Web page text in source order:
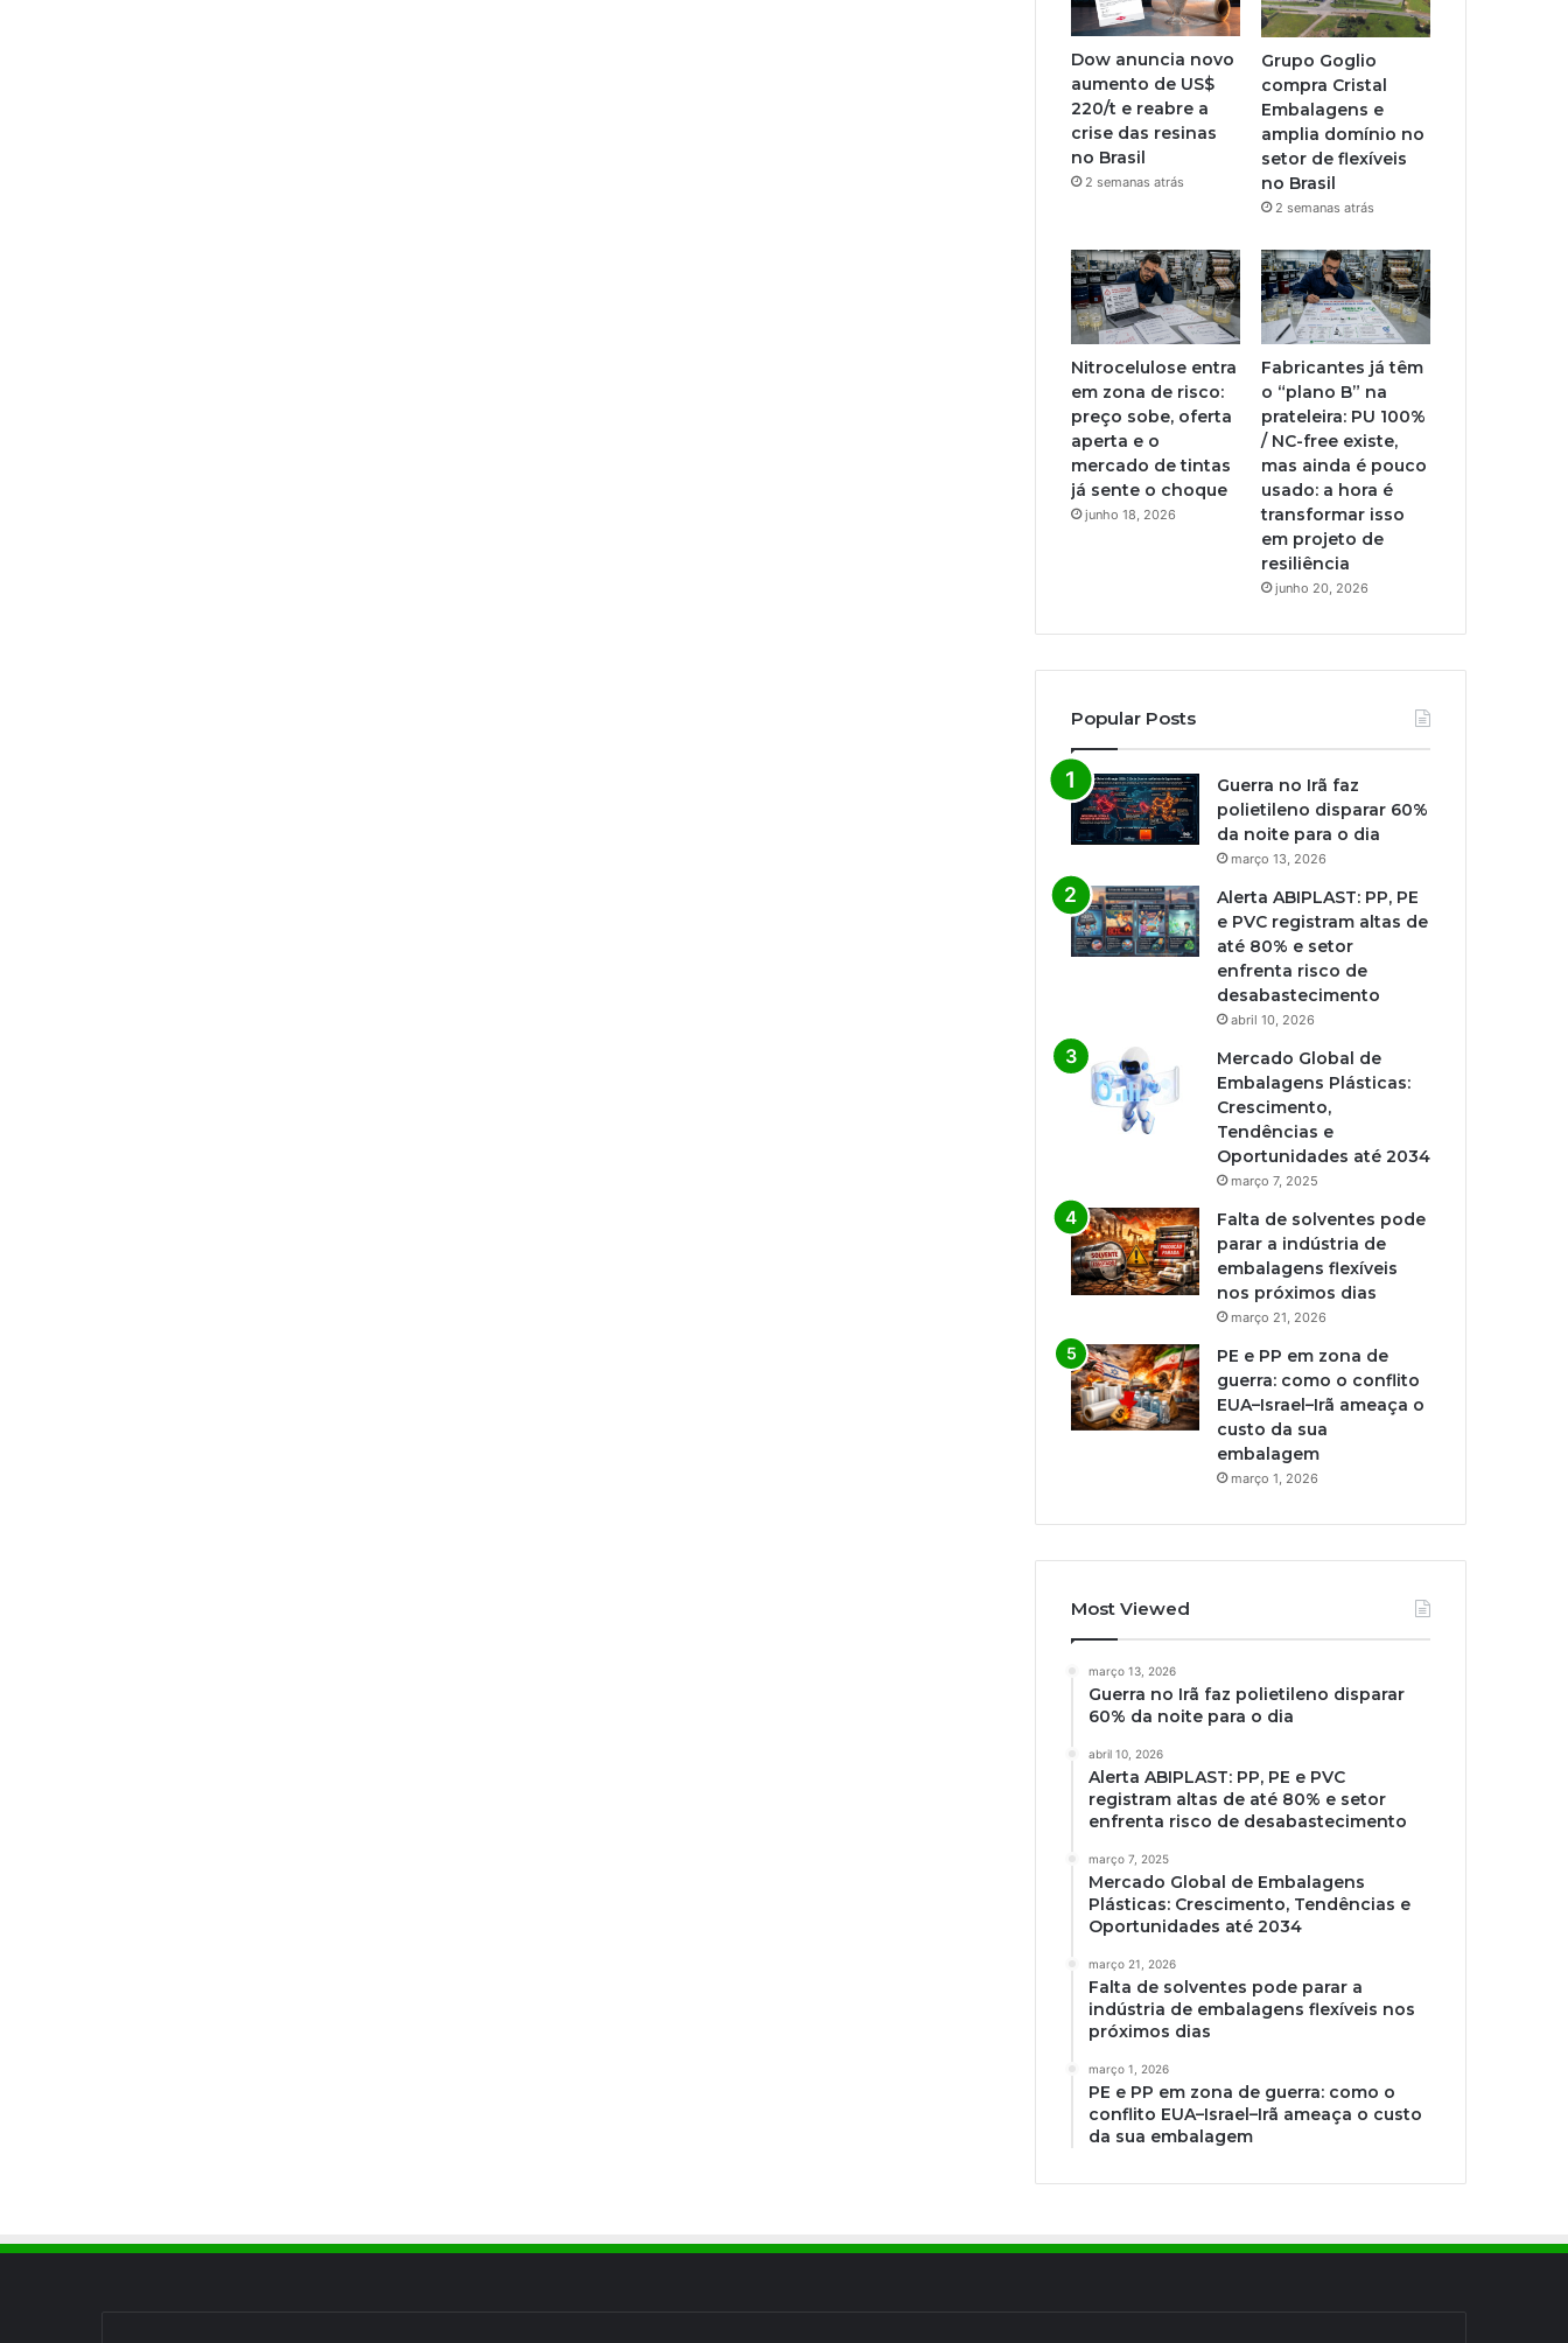
Dow anuncia novo
aumento de US$
220/t e reabre a
crise das resinas
no Brasil
2 semanas atrás
Grupo Goglio
compra Cristal
Embalagens e
amplia domínio no
setor de flexíveis
no Brasil
2 semanas atrás
Nitrocelulose entra
em zona de risco:
preço sobe, oferta
aperta e o
mercado de tintas
já sente o choque
junho 18, 2026
Fabricantes já têm
o “plano B” na
prateleira: PU 100%
/ NC-free existe,
mas ainda é pouco
usado: a hora é
transformar isso
em projeto de
resiliência
junho 20, 2026
Popular Posts
Guerra no Irã faz
polietileno disparar 60%
da noite para o dia
março 13, 2026
Alerta ABIPLAST: PP, PE
e PVC registram altas de
até 80% e setor
enfrenta risco de
desabastecimento
abril 10, 2026
Mercado Global de
Embalagens Plásticas:
Crescimento,
Tendências e
Oportunidades até 2034
março 7, 2025
Falta de solventes pode
parar a indústria de
embalagens flexíveis
nos próximos dias
março 21, 2026
PE e PP em zona de
guerra: como o conflito
EUA–Israel–Irã ameaça o
custo da sua
embalagem
março 1, 2026
Most Viewed
março 13, 2026
Guerra no Irã faz polietileno disparar
60% da noite para o dia
abril 10, 2026
Alerta ABIPLAST: PP, PE e PVC
registram altas de até 80% e setor
enfrenta risco de desabastecimento
março 7, 2025
Mercado Global de Embalagens
Plásticas: Crescimento, Tendências e
Oportunidades até 2034
março 21, 2026
Falta de solventes pode parar a
indústria de embalagens flexíveis nos
próximos dias
março 1, 2026
PE e PP em zona de guerra: como o
conflito EUA–Israel–Irã ameaça o custo
da sua embalagem